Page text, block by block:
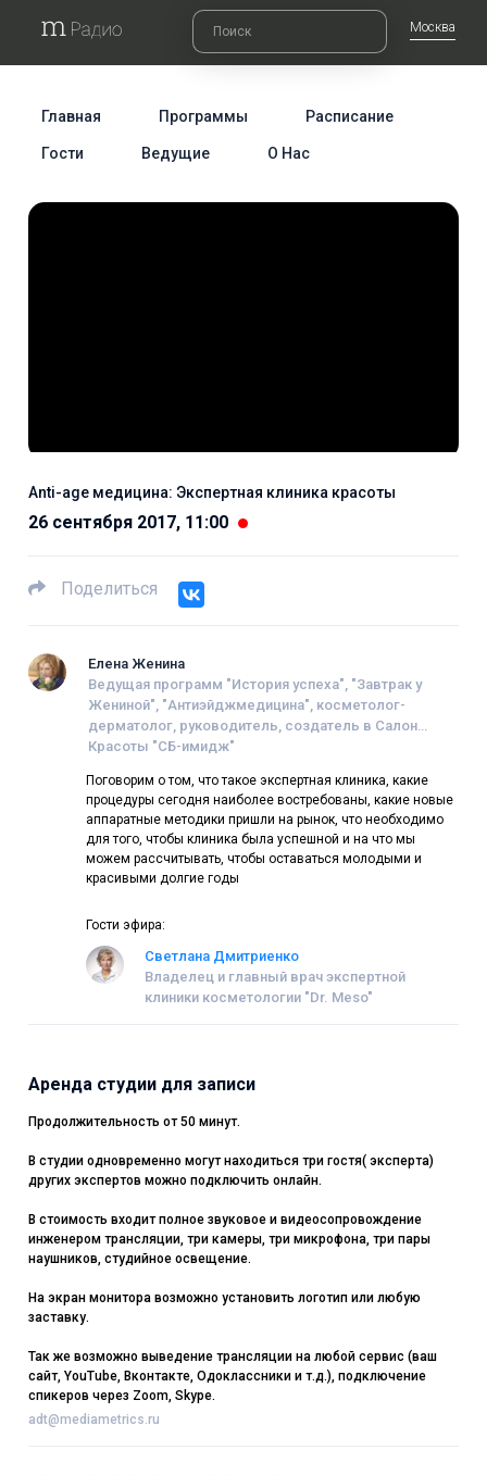
Москва
Главная Программы Расписание
Гости Ведущие О Нас
Anti-age медицина: Экспертная клиника красоты
26 сентября 2017, 11:00
Поделиться
Елена Женина
Ведущая программ "История успеха", "Завтрак у
Жениной", "Антиэйджмедицина", косметолог-
дерматолог, руководитель, создатель в Салон
Красоты "СБ-имидж"
Поговорим о том, что такое экспертная клиника, какие
процедуры сегодня наиболее востребованы, какие новые
аппаратные методики пришли на рынок, что необходимо
для того, чтобы клиника была успешной и на что мы
можем рассчитывать, чтобы оставаться молодыми и
красивыми долгие годы
Гости эфира:
Светлана Дмитриенко
Владелец и главный врач экспертной
клиники косметологии "Dr. Meso"
Аренда студии для записи
Продолжительность от 50 минут.
В студии одновременно могут находиться три гостя( эксперта)
других экспертов можно подключить онлайн.
В стоимость входит полное звуковое и видеосопровождение
инженером трансляции, три камеры, три микрофона, три пары
наушников, студийное освещение.
На экран монитора возможно установить логотип или любую
заставку.
Так же возможно выведение трансляции на любой сервис (ваш
сайт, YouTube, Вконтакте, Одоклассники и т.д.), подключение
спикеров через Zoom, Skype.
adt@mediametrics.ru